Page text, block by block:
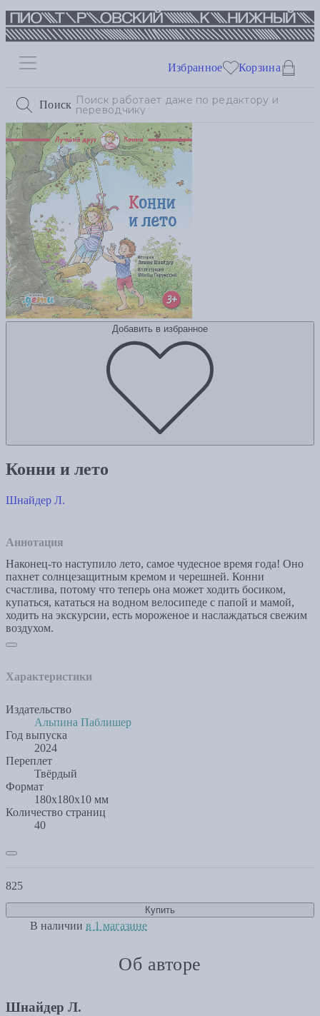
Поиск
Избранное Корзина
Добавить в избранное
Конни и лето
Шнайдер Л.
Аннотация
Наконец-то наступило лето, самое чудесное время года! Оно
пахнет солнцезащитным кремом и черешней. Конни
счастлива, потому что теперь она может ходить босиком,
купаться, кататься на водном велосипеде с папой и мамой,
ходить на экскурсии, есть мороженое и наслаждаться свежим
воздухом.
Характеристики
Издательство
Альпина Паблишер
Год выпуска
2024
Переплет
Твёрдый
Формат
180x180x10 мм
Количество страниц
40
825
Купить
В наличии в 1 магазине
Об авторе
Шнайдер Л.